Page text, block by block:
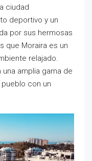
ciudad
deportivo y un
por sus hermosas
que Moraira es un
relajado.
amplia gama de
con un